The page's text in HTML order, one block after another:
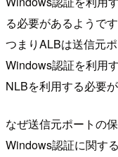
る必要があるようです
つまりALBは送信元
Windows認証を利用
NLBを利用する必要
なぜ送信元ポートの
Windows認証に関す